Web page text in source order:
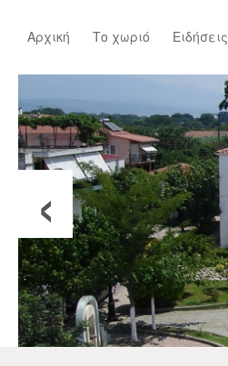
Αρχική Το χωριό Ειδήσεις
‹